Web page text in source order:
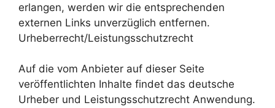
erlangen, werden wir die entsprechenden
externen Links unverzüglich entfernen.
Urheberrecht/Leistungsschutzrecht
Auf die vom Anbieter auf dieser Seite
veröffentlichten Inhalte findet das deutsche
Urheber und Leistungsschutzrecht Anwendung.